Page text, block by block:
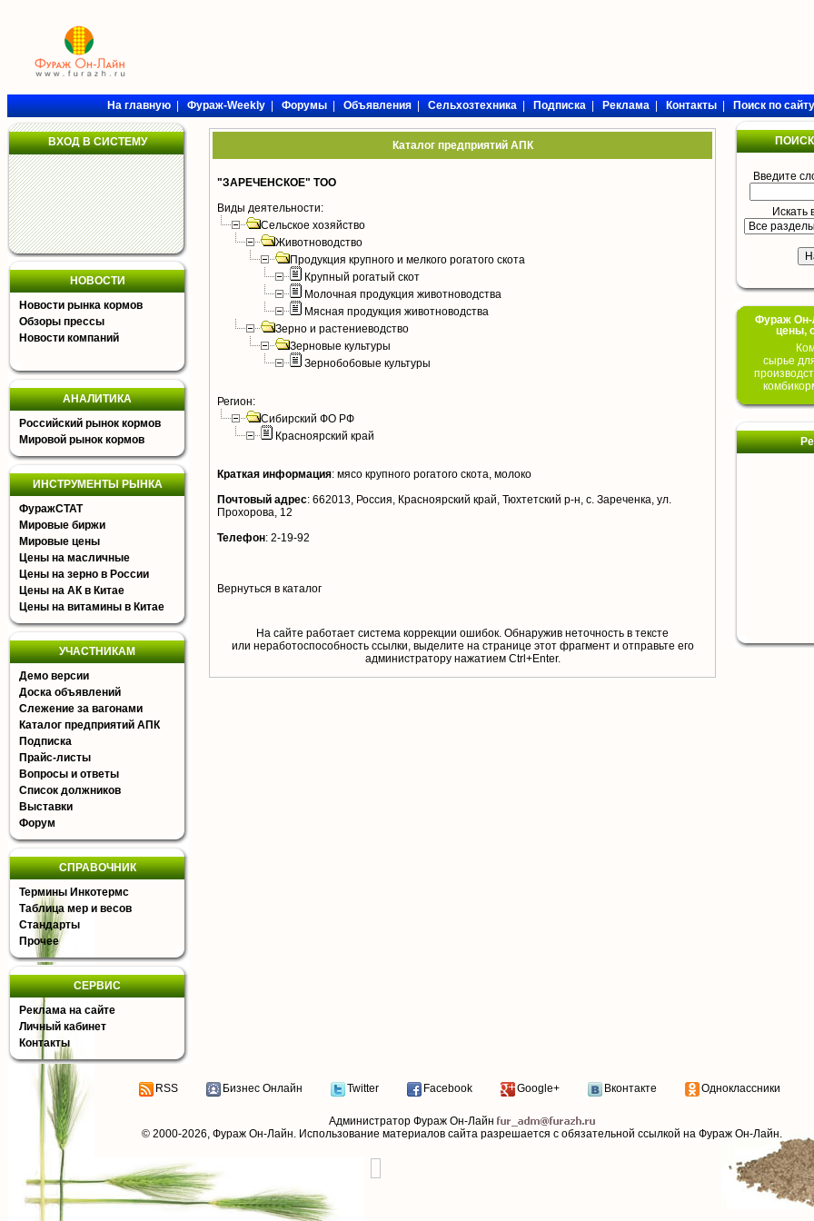
На главную|Фураж-Weekly|Форумы|Объявления|Сельхозтехника|Подписка|Реклама|Контакты|Поиск по сайту
ВХОД В СИСТЕМУ
НОВОСТИ
Новости рынка кормов
Обзоры прессы
Новости компаний
АНАЛИТИКА
Российский рынок кормов
Мировой рынок кормов
ИНСТРУМЕНТЫ РЫНКА
ФуражСТАТ
Мировые биржи
Мировые цены
Цены на масличные
Цены на зерно в России
Цены на АК в Китае
Цены на витамины в Китае
УЧАСТНИКАМ
Демо версии
Доска объявлений
Слежение за вагонами
Каталог предприятий АПК
Подписка
Прайс-листы
Вопросы и ответы
Список должников
Выставки
Форум
СПРАВОЧНИК
Термины Инкотермс
Таблица мер и весов
Стандарты
Прочее
СЕРВИС
Реклама на сайте
Личный кабинет
Контакты
Каталог предприятий АПК
"ЗАРЕЧЕНСКОЕ" ТОО
Виды деятельности:
Сельское хозяйство
Животноводство
Продукция крупного и мелкого рогатого скота
Крупный рогатый скот
Молочная продукция животноводства
Мясная продукция животноводства
Зерно и растениеводство
Зерновые культуры
Зернобобовые культуры
Регион:
Сибирский ФО РФ
Красноярский край
Краткая информация: мясо крупного рогатого скота, молоко
Почтовый адрес: 662013, Россия, Красноярский край, Тюхтетский р-н, с. Зареченка, ул.
Прохорова, 12
Телефон: 2-19-92
Вернуться в каталог
На сайте работает система коррекции ошибок. Обнаружив неточность в тексте
или неработоспособность ссылки, выделите на странице этот фрагмент и отправьте его
aдминистратору нажатием Ctrl+Enter.
Введите
Искать
Фураж Он-
цены,
сырье
RSS Бизнес Онлайн Twitter Facebook Google+ Вконтакте Одноклассники
Администратор Фураж Он-Лайн
© 2000-2026, Фураж Он-Лайн. Использование материалов сайта разрешается с обязательной ссылкой на Фураж Он-Лайн.